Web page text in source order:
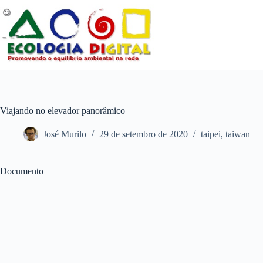
para
conteúdo
Viajando no elevador panorâmico
José Murilo 29 de setembro de 2020 taipei, taiwan
Documento